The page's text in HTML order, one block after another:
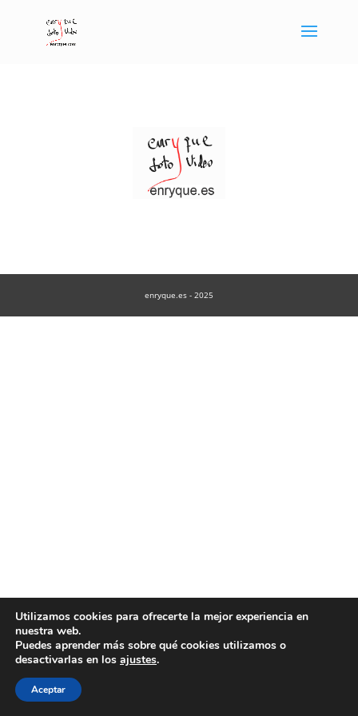
enryque.es - 2025
Utilizamos cookies para ofrecerte la mejor experiencia en
nuestra web.
Puedes aprender más sobre qué cookies utilizamos o
desactivarlas en los ajustes.
Aceptar